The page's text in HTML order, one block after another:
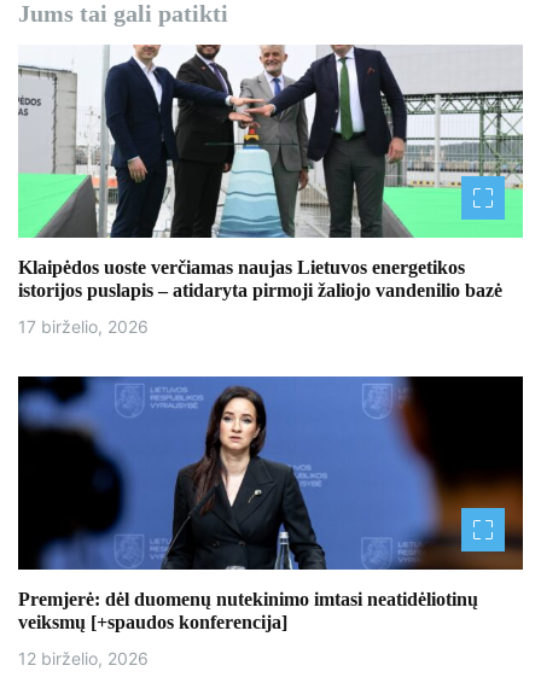
c
a
t
a
r
p
š
ų
Jums tai gali patikti
Klaipėdos uoste verčiamas naujas Lietuvos energetikos
istorijos puslapis – atidaryta pirmoji žaliojo vandenilio bazė
17 birželio, 2026
Premjerė: dėl duomenų nutekinimo imtasi neatidėliotinų
veiksmų [+spaudos konferencija]
12 birželio, 2026